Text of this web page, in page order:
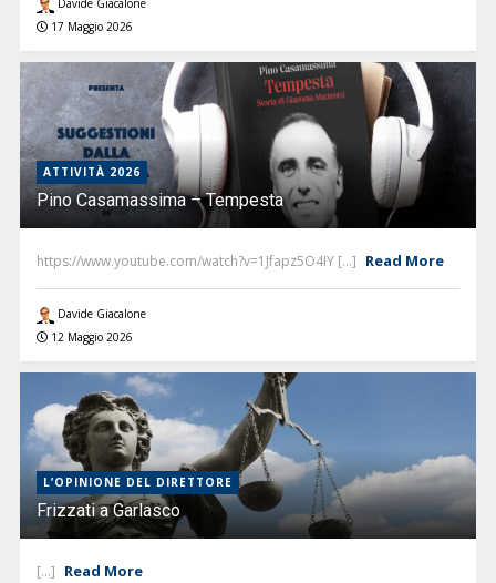
Davide Giacalone
17 Maggio 2026
ATTIVITÀ 2026
Pino Casamassima – Tempesta
https://www.youtube.com/watch?v=1Jfapz5O4IY [...] Read More
Davide Giacalone
12 Maggio 2026
L’OPINIONE DEL DIRETTORE
Frizzati a Garlasco
[...] Read More